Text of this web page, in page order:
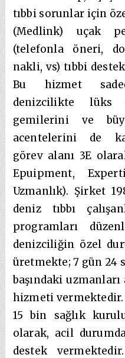
tıbbi sorunlar için
(Medlink) uçak
(telefonla öneri,
nakli, vs) tıbbi
Bu hizmet
denizcilikte lüks
gemilerini ve
acentelerini de
görev alanı 3E
Epuipment,
Uzmanlık). Şirket
deniz tıbbı
programları
denizciliğin özel
üretmekte; 7 gün 24
başındaki uzmanları
hizmeti vermektedir.
15 bin sağlık
olarak, acil
destek